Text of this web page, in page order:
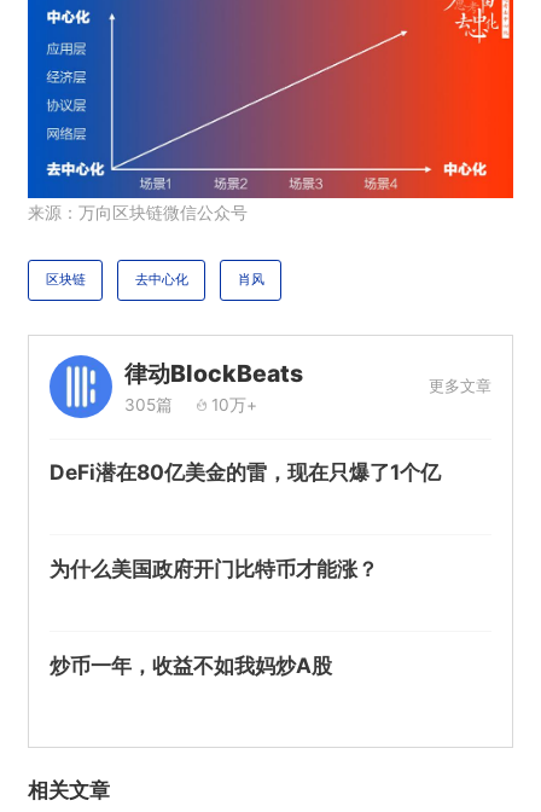
来源：万向区块链微信公众号
区块链 去中心化 肖风
律动BlockBeats
305篇 10万+
更多文章
DeFi潜在80亿美金的雷，现在只爆了1个亿
为什么美国政府开门比特币才能涨？
炒币一年，收益不如我妈炒A股
相关文章